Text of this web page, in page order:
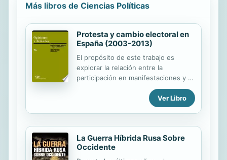
Más libros de Ciencias Políticas
Protesta y cambio electoral en
España (2003-2013)
El propósito de este trabajo es
explorar la relación entre la
participación en manifestaciones y el
cambio electoral en España
atendiendo a cuatro momentos
(encuestas) a lo largo de diferentes
análisis desvela la naturaleza de la
conexión entre la contestación en la
calle y la participación en las urnas y
Ver Libro
La Guerra Híbrida Rusa Sobre
Occidente